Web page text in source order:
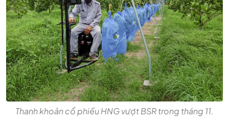
Thanh khoản cổ phiếu HNG vượt BSR trong tháng 11.